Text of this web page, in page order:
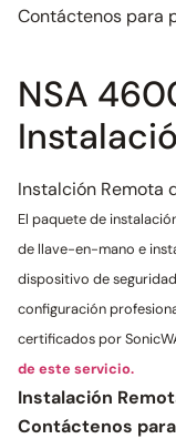
Contáctenos para
NSA
Instalción Remota
El paquete de
de llave-en-mano e
dispositivo de
configuración
certificados por
de este servicio.
Instalación
Contáctenos